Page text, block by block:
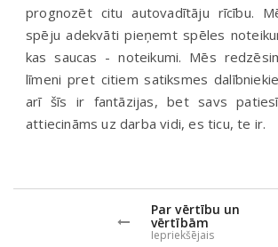
prognozēt citu autovadītāju rīcību.
spēju adekvāti pieņemt spēles
kas saucas - noteikumi. Mēs
līmeni pret citiem satiksmes
arī šīs ir fantāzijas, bet savs
attiecināms uz darba vidi, es ticu, te ir.
Par vērtību un
vērtībām
Iepriekšējais